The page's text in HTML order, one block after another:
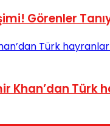
Görenler
Khan’dan Türk